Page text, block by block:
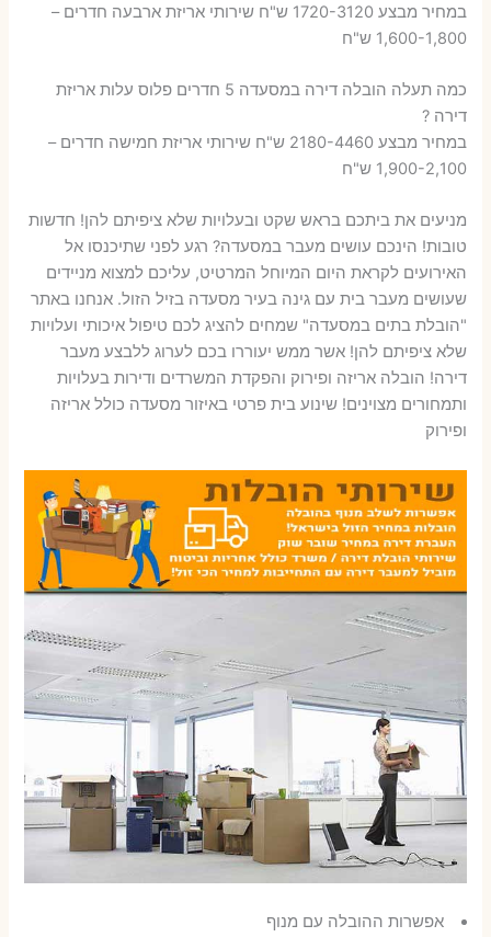
במחיר מבצע 1720-3120 ש"ח שירותי אריזת ארבעה חדרים –
1,600-1,800 ש"ח
כמה תעלה הובלה דירה במסעדה 5 חדרים פלוס עלות אריזת
דירה ?
במחיר מבצע 2180-4460 ש"ח שירותי אריזת חמישה חדרים –
1,900-2,100 ש"ח
מניעים את ביתכם בראש שקט ובעלויות שלא ציפיתם להן! חדשות
טובות! הינכם עושים מעבר במסעדה? רגע לפני שתיכנסו אל
האירועים לקראת היום המיוחל המרטיט, עליכם למצוא מניידים
שעושים מעבר בית עם גינה בעיר מסעדה בזיל הזול. אנחנו באתר
"הובלת בתים במסעדה" שמחים להציג לכם טיפול איכותי ועלויות
שלא ציפיתם להן! אשר ממש יעוררו בכם לערוג ללבצע מעבר
דירה! הובלה אריזה ופירוק והפקדת המשרדים ודירות בעלויות
ותמחורים מצוינים! שינוע בית פרטי באיזור מסעדה כולל אריזה
ופירוק
אפשרות ההובלה עם מנוף